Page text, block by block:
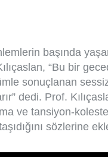
başında
“Bu bir
sonuçlanan
dedi. Prof.
ve tansiyon-
sözlerine